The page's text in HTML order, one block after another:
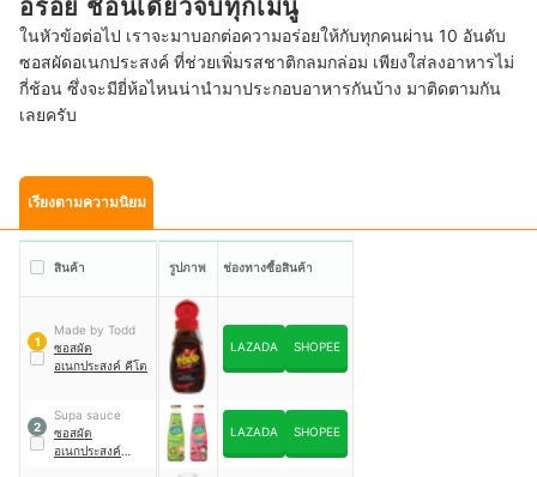
อร่อย ช้อนเดียวจบทุกเมนู
ในหัวข้อต่อไป เราจะมาบอกต่อความอร่อยให้กับทุกคนผ่าน 10 อันดับ
ซอสผัดอเนกประสงค์ ที่ช่วยเพิ่มรสชาติกลมกล่อม เพียงใส่ลงอาหารไม่
กี่ช้อน ซึ่งจะมียี่ห้อไหนน่านำมาประกอบอาหารกันบ้าง มาติดตามกัน
เลยครับ
เรียงตามความนิยม
สินค้า รูปภาพ ช่องทางซื้อสินค้า
1
Made by Todd
ซอสผัด
อเนกประสงค์ คีโต
LAZADA SHOPEE
2
Supa sauce
ซอสผัด
อเนกประสงค์
LAZADA SHOPEE